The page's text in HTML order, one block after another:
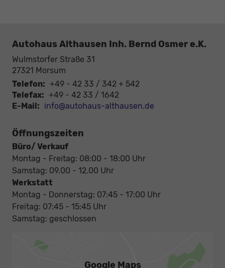
Autohaus Althausen Inh. Bernd Osmer e.K.
Wulmstorfer Straße 31
27321 Morsum
Telefon: +49 - 42 33 / 342 + 542
Telefax: +49 - 42 33 / 1642
E-Mail: info@autohaus-althausen.de
Öffnungszeiten
Büro/ Verkauf
Montag - Freitag: 08:00 - 18:00 Uhr
Samstag: 09.00 - 12.00 Uhr
Werkstatt
Montag - Donnerstag: 07:45 - 17:00 Uhr
Freitag: 07:45 - 15:45 Uhr
Samstag: geschlossen
Google Maps